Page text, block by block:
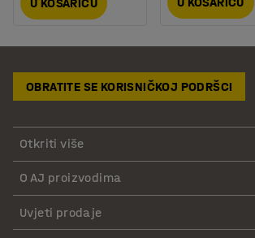
U KOŠARICU
OBRATITE SE KORISNIČKOJ PODRŠCI
Otkriti više
O AJ proizvodima
Uvjeti prodaje